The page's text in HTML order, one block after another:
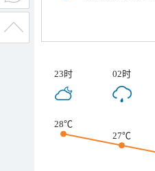
23时 02时
28℃
27℃